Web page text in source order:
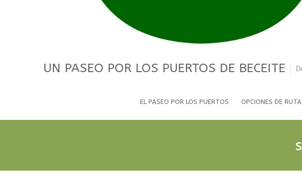
UN PASEO POR LOS PUERTOS DE BECEITE
EL PASEO POR LOS PUERTOS OPCIONES DE RUTA